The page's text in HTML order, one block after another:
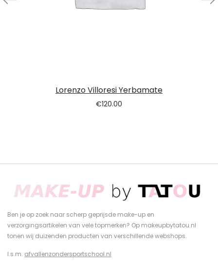
Lorenzo Villoresi Yerbamate
€120.00
Ben je op zoek naar scherp geprijsde make-up en
verzorgingsartikelen van vele topmerken? Op makeupbytatou.nl
tonen wij duizenden producten van verschillende webshops.
I.s.m. afvallenzondersportschool.nl